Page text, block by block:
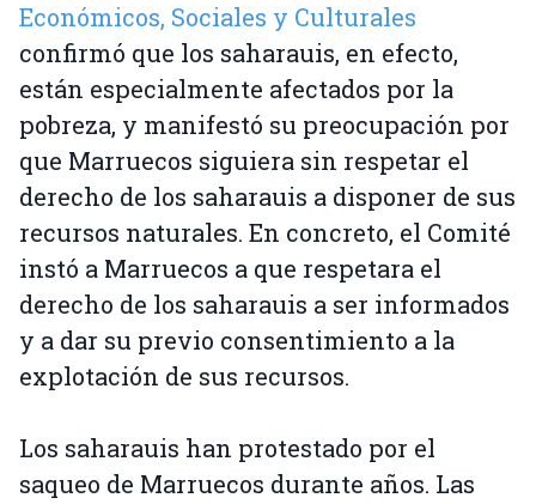
Económicos, Sociales y Culturales
confirmó que los saharauis, en efecto,
están especialmente afectados por la
pobreza, y manifestó su preocupación por
que Marruecos siguiera sin respetar el
derecho de los saharauis a disponer de sus
recursos naturales. En concreto, el Comité
instó a Marruecos a que respetara el
derecho de los saharauis a ser informados
y a dar su previo consentimiento a la
explotación de sus recursos.
Los saharauis han protestado por el
saqueo de Marruecos durante años. Las